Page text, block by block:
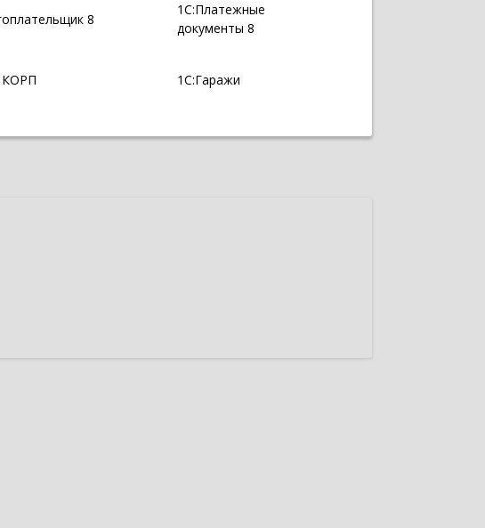
8
1С:Платежные
документы 8
КОРП 1С:Гаражи